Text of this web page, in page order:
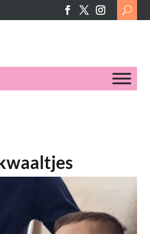
Search
for: